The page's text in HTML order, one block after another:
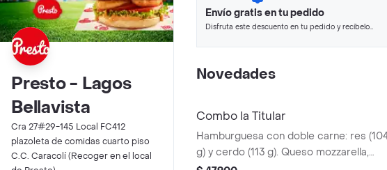
Presto - Lagos
Bellavista
Cra 27#29-145 Local FC412
plazoleta de comidas cuarto piso
C.C. Caracolí (Recoger en el local
Envío gratis en tu pedido
Disfruta este descuento en tu pedido y recíbelo
Novedades
Combo la Titular
Hamburguesa con doble carne: res
g) y cerdo (113 g). Queso mozzarella,